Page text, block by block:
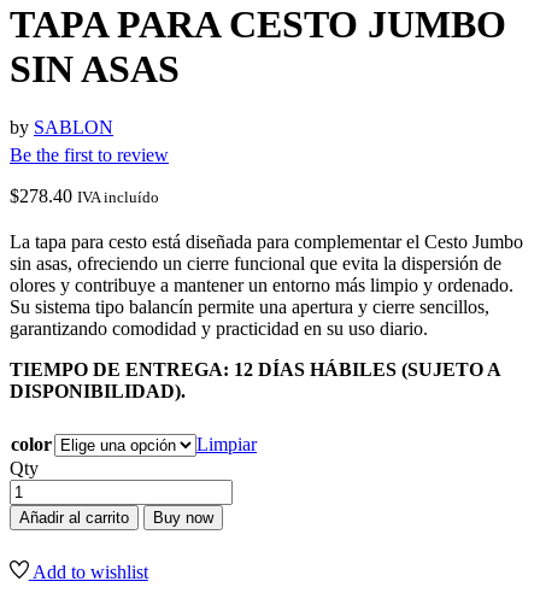
TAPA PARA CESTO JUMBO
SIN ASAS
by SABLON
Be the first to review
$278.40 IVA incluído
La tapa para cesto está diseñada para complementar el Cesto Jumbo
sin asas, ofreciendo un cierre funcional que evita la dispersión de
olores y contribuye a mantener un entorno más limpio y ordenado.
Su sistema tipo balancín permite una apertura y cierre sencillos,
garantizando comodidad y practicidad en su uso diario.
TIEMPO DE ENTREGA: 12 DÍAS HÁBILES (SUJETO A
DISPONIBILIDAD).
color
Limpiar
Qty
Añadir al carrito Buy now
Add to wishlist